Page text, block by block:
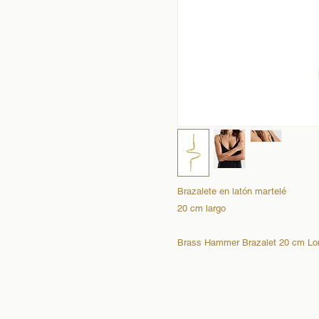
Brazalete en latón martelé
20 cm largo
Brass Hammer Brazalet 20 cm